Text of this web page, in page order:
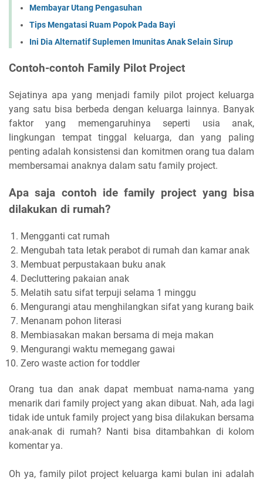
Membayar Utang Pengasuhan
Tips Mengatasi Ruam Popok Pada Bayi
Ini Dia Alternatif Suplemen Imunitas Anak Selain Sirup
Contoh-contoh Family Pilot Project
Sejatinya apa yang menjadi family pilot project keluarga
yang satu bisa berbeda dengan keluarga lainnya. Banyak
faktor yang memengaruhinya seperti usia anak,
lingkungan tempat tinggal keluarga, dan yang paling
penting adalah konsistensi dan komitmen orang tua dalam
membersamai anaknya dalam satu family project.
Apa saja contoh ide family project yang bisa
dilakukan di rumah?
Mengganti cat rumah
Mengubah tata letak perabot di rumah dan kamar anak
Membuat perpustakaan buku anak
Decluttering pakaian anak
Melatih satu sifat terpuji selama 1 minggu
Mengurangi atau menghilangkan sifat yang kurang baik
Menanam pohon literasi
Membiasakan makan bersama di meja makan
Mengurangi waktu memegang gawai
Zero waste action for toddler
Orang tua dan anak dapat membuat nama-nama yang
menarik dari family project yang akan dibuat. Nah, ada lagi
tidak ide untuk family project yang bisa dilakukan bersama
anak-anak di rumah? Nanti bisa ditambahkan di kolom
komentar ya.
Oh ya, family pilot project keluarga kami bulan ini adalah